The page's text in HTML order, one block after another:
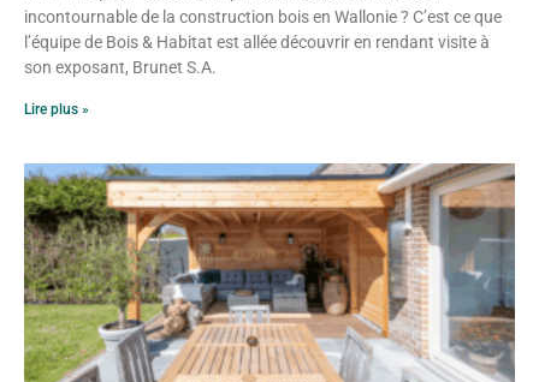
incontournable de la construction bois en Wallonie ? C’est ce que
l’équipe de Bois & Habitat est allée découvrir en rendant visite à
son exposant, Brunet S.A.
Lire plus »